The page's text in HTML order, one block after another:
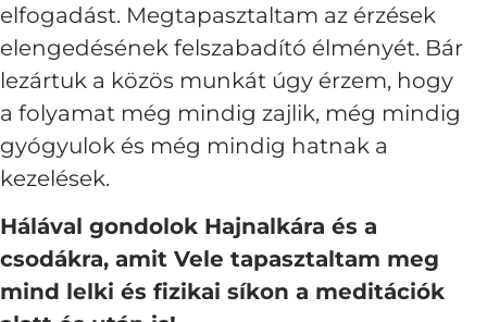
elfogadást. Megtapasztaltam az érzések
elengedésének felszabadító élményét. Bár
lezártuk a közös munkát úgy érzem, hogy
a folyamat még mindig zajlik, még mindig
gyógyulok és még mindig hatnak a
kezelések.
Hálával gondolok Hajnalkára és a
csodákra, amit Vele tapasztaltam meg
mind lelki és fizikai síkon a meditációk